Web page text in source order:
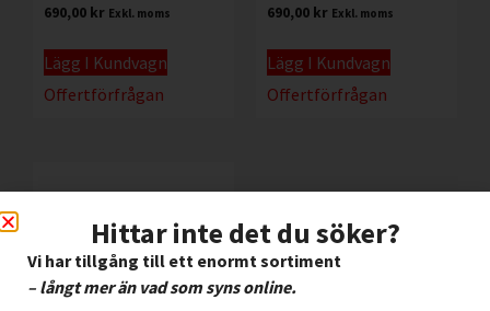
690,00 kr Exkl. moms
Lägg I Kundvagn
Offertförfrågan
690,00 kr Exkl. moms
Lägg I Kundvagn
Offertförfrågan
Hittar inte det du söker?
Vi har tillgång till ett enormt sortiment
– långt mer än vad som syns online.